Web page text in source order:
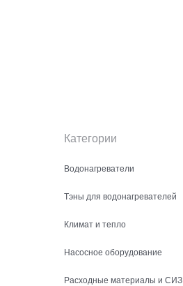
Категории
Водонагреватели
Тэны для водонагревателей
Климат и тепло
Насосное оборудование
Расходные материалы и СИЗ